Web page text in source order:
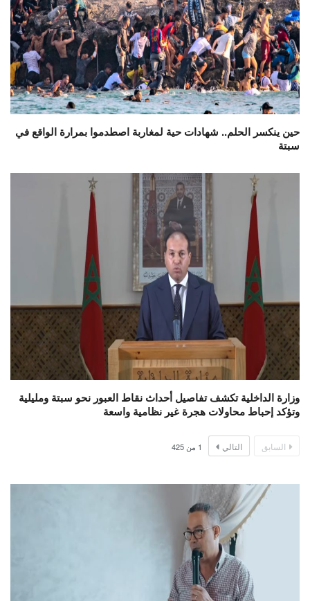
حين ينكسر الحلم.. شهادات حية لمغاربة اصطدموا بمرارة الواقع في
سبتة
وزارة الداخلية تكشف تفاصيل أحداث نقاط العبور نحو سبتة ومليلية
وتؤكد إحباط محاولات هجرة غير نظامية واسعة
السابق التالي 1 من 425